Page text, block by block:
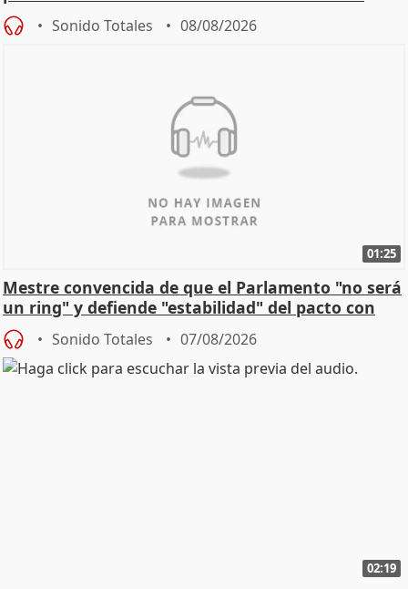
Sonido Totales 08/08/2026
01:25
Mestre convencida de que el Parlamento "no será
un ring" y defiende "estabilidad" del pacto con
Vox
Sonido Totales 07/08/2026
02:19